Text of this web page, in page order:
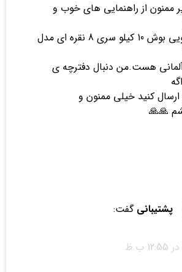
ممنون از راهنمایی های خوب و
ماشین لباسشویی بوش 10 کیلو سری 8 نقره ای مدل
هست.من دنبال دفترچه ی
کنید خیلی ممنون و
🙏🙏
پشتیبانی گفت: